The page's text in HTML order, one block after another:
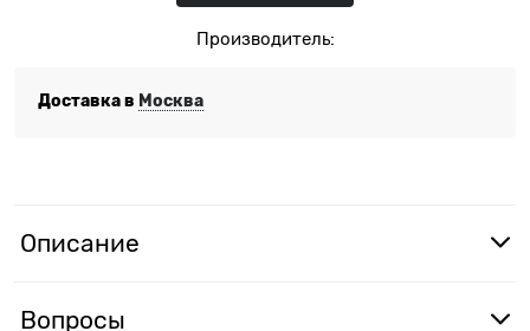
Производитель:
Доставка в Москва
Описание
Вопросы